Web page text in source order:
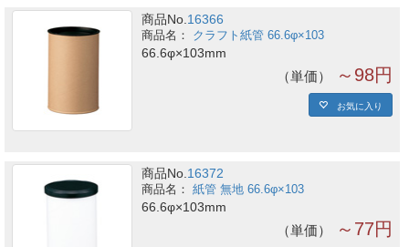
商品No.16366
クラフト紙管 66.6φ×103
66.6φ×103mm
単価 ～98円
お気に入り
商品No. 16372
紙管 無地 66.6φ×103
66.6φ×103mm
単価 ～77円